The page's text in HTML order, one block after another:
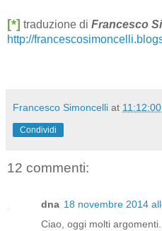
[*] traduzione di Francesco
http://
Francesco Simoncelli at 11:12:00
Condividi
12 commenti:
dna 18 novembre 2014
Ciao, oggi molti argomenti.